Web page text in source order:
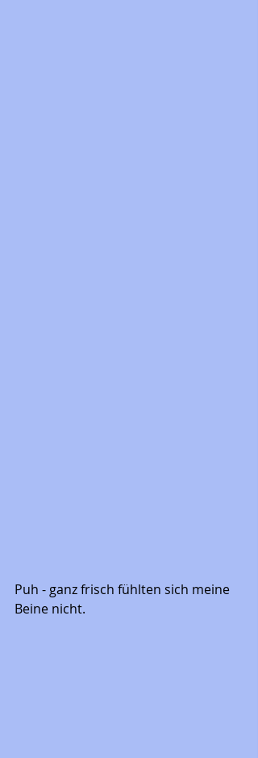
Puh - ganz frisch fühlten sich meine
Beine nicht.